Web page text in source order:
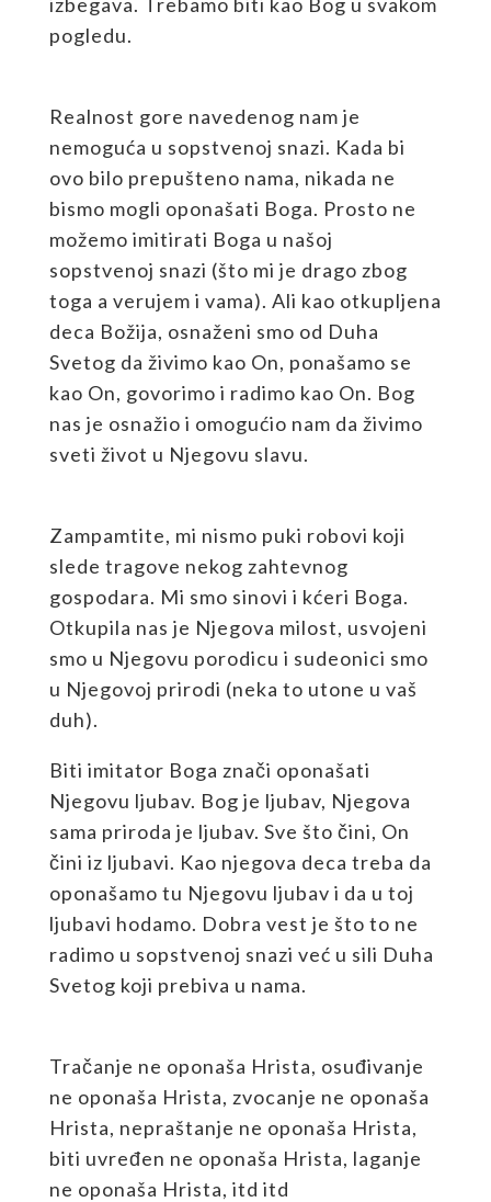
pogledu.
Realnost gore navedenog nam je
nemoguća u sopstvenoj snazi. Kada bi
ovo bilo prepušteno nama, nikada ne
bismo mogli oponašati Boga. Prosto ne
možemo imitirati Boga u našoj
sopstvenoj snazi (što mi je drago zbog
toga a verujem i vama). Ali kao otkupljena
deca Božija, osnaženi smo od Duha
Svetog da živimo kao On, ponašamo se
kao On, govorimo i radimo kao On. Bog
nas je osnažio i omogućio nam da živimo
sveti život u Njegovu slavu.
Zampamtite, mi nismo puki robovi koji
slede tragove nekog zahtevnog
gospodara. Mi smo sinovi i kćeri Boga.
Otkupila nas je Njegova milost, usvojeni
smo u Njegovu porodicu i sudeonici smo
u Njegovoj prirodi (neka to utone u vaš
duh).
Biti imitator Boga znači oponašati
Njegovu ljubav. Bog je ljubav, Njegova
sama priroda je ljubav. Sve što čini, On
čini iz ljubavi. Kao njegova deca treba da
oponašamo tu Njegovu ljubav i da u toj
ljubavi hodamo. Dobra vest je što to ne
radimo u sopstvenoj snazi već u sili Duha
Svetog koji prebiva u nama.
Tračanje ne oponaša Hrista, osuđivanje
ne oponaša Hrista, zvocanje ne oponaša
Hrista, nepraštanje ne oponaša Hrista,
biti uvređen ne oponaša Hrista, laganje
ne oponaša Hrista, itd itd